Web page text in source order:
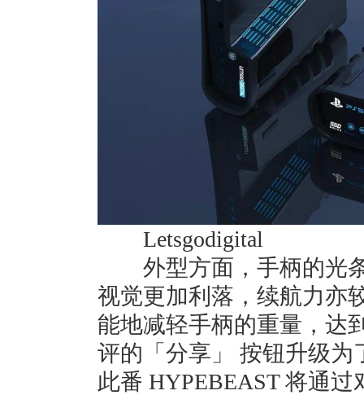
Letsgodigital
外型方面，手柄的光条
视觉更加利落，续航力亦
能地减轻手柄的重量，达
评的「分享」 按钮升级为
此番 HYPEBEAST 将通过